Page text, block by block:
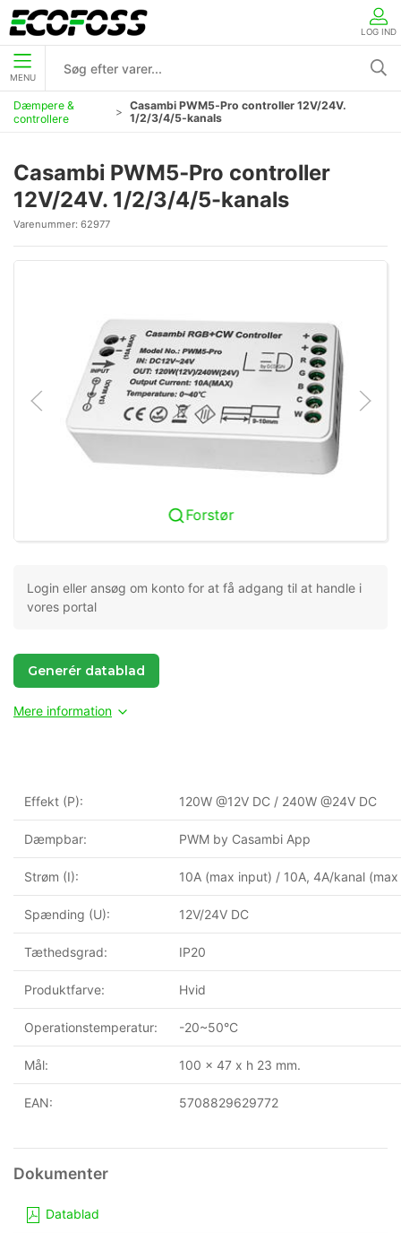
LOG IND
MENU
Dæmpere &
controllere
Casambi PWM5‐Pro controller 12V/24V.
1/2/3/4/5-kanals
Casambi PWM5‐Pro controller
12V/24V. 1/2/3/4/5-kanals
Varenummer: 62977
Forstør
Login eller ansøg om konto for at få adgang til at handle i
vores portal
Generér datablad
Mere information
Effekt (P): 120W @12V DC / 240W @24V DC
Dæmpbar: PWM by Casambi App
Strøm (I): 10A (max input) / 10A, 4A/kanal
Spænding (U): 12V/24V DC
Tæthedsgrad: IP20
Produktfarve: Hvid
Operationstemperatur: -20~50°C
Mål: 100 x 47 x h 23 mm.
EAN: 5708829629772
Datablad